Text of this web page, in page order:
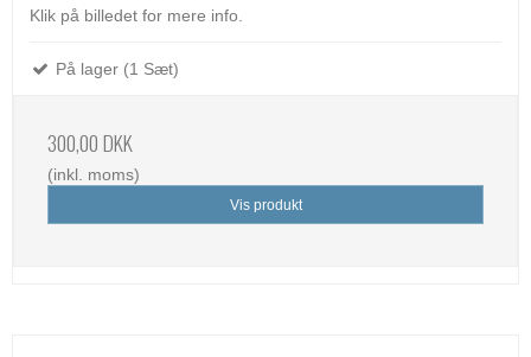
Klik på billedet for mere info.
På lager (1 Sæt)
300,00 DKK
(inkl. moms)
Vis produkt